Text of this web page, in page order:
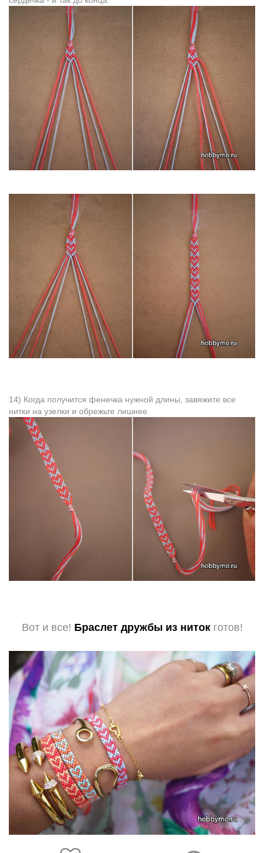
14) Когда получится фенечка нужной длины, завяжите все
нитки на узелки и обрежьте лишнее.
Вот и все! Браслет дружбы из ниток готов!